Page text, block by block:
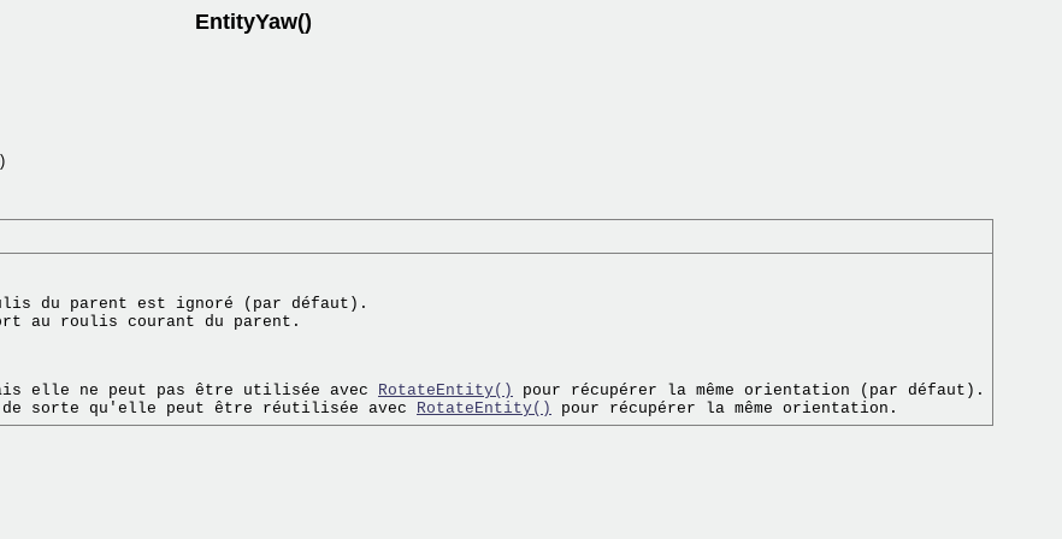
EntityYaw()
du parent est ignoré (par défaut).
elle ne peut pas être utilisée avec
RotateEntity()
pour récupérer la même orientation (par défaut).
sorte qu'elle peut être réutilisée avec RotateEntity()